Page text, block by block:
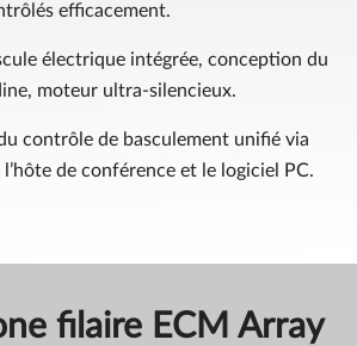
efficacement.
électrique intégrée, conception du
moteur ultra-silencieux.
contrôle de basculement unifié via
l’hôte de conférence et le logiciel PC.
filaire ECM Array